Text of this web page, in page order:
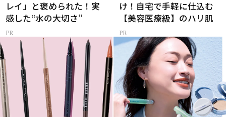
レイ」と褒められた！実
感した“水の大切さ”
け！自宅で手軽に仕込む
【美容医療級】のハリ肌